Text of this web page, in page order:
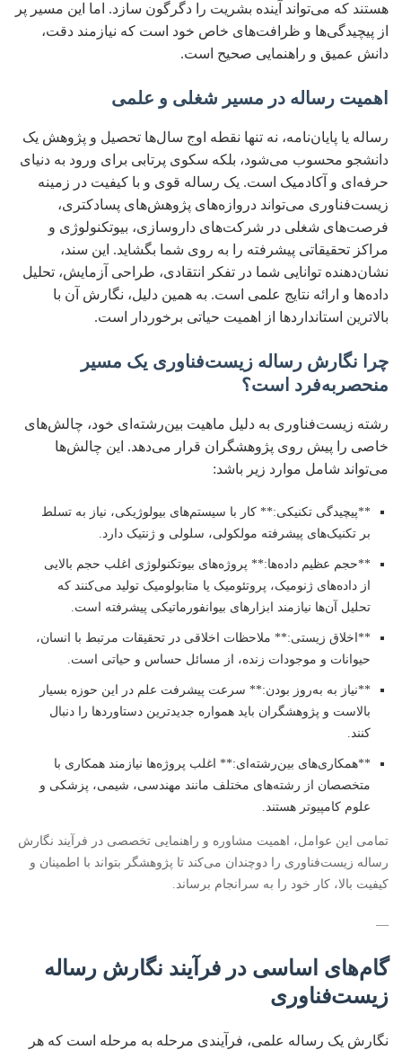
هستند که می‌تواند آینده بشریت را دگرگون سازد. اما این مسیر پر
از پیچیدگی‌ها و ظرافت‌های خاص خود است که نیازمند دقت،
دانش عمیق و راهنمایی صحیح است.
اهمیت رساله در مسیر شغلی و علمی
رساله یا پایان‌نامه، نه تنها نقطه اوج سال‌ها تحصیل و پژوهش یک
دانشجو محسوب می‌شود، بلکه سکوی پرتابی برای ورود به دنیای
حرفه‌ای و آکادمیک است. یک رساله قوی و با کیفیت در زمینه
زیست‌فناوری می‌تواند دروازه‌های پژوهش‌های پسادکتری،
فرصت‌های شغلی در شرکت‌های داروسازی، بیوتکنولوژی و
مراکز تحقیقاتی پیشرفته را به روی شما بگشاید. این سند،
نشان‌دهنده توانایی شما در تفکر انتقادی، طراحی آزمایش، تحلیل
داده‌ها و ارائه نتایج علمی است. به همین دلیل، نگارش آن با
بالاترین استانداردها از اهمیت حیاتی برخوردار است.
چرا نگارش رساله زیست‌فناوری یک مسیر
منحصربه‌فرد است؟
رشته زیست‌فناوری به دلیل ماهیت بین‌رشته‌ای خود، چالش‌های
خاصی را پیش روی پژوهشگران قرار می‌دهد. این چالش‌ها
می‌تواند شامل موارد زیر باشد:
**پیچیدگی تکنیکی:** کار با سیستم‌های بیولوژیکی، نیاز به تسلط
بر تکنیک‌های پیشرفته مولکولی، سلولی و ژنتیک دارد.
**حجم عظیم داده‌ها:** پروژه‌های بیوتکنولوژی اغلب حجم بالایی
از داده‌های ژنومیک، پروتئومیک یا متابولومیک تولید می‌کنند که
تحلیل آن‌ها نیازمند ابزارهای بیوانفورماتیکی پیشرفته است.
**اخلاق زیستی:** ملاحظات اخلاقی در تحقیقات مرتبط با انسان،
حیوانات و موجودات زنده، از مسائل حساس و حیاتی است.
**نیاز به به‌روز بودن:** سرعت پیشرفت علم در این حوزه بسیار
بالاست و پژوهشگران باید همواره جدیدترین دستاوردها را دنبال
کنند.
**همکاری‌های بین‌رشته‌ای:** اغلب پروژه‌ها نیازمند همکاری با
متخصصان از رشته‌های مختلف مانند مهندسی، شیمی، پزشکی و
علوم کامپیوتر هستند.
تمامی این عوامل، اهمیت مشاوره و راهنمایی تخصصی در فرآیند نگارش
رساله زیست‌فناوری را دوچندان می‌کند تا پژوهشگر بتواند با اطمینان و
کیفیت بالا، کار خود را به سرانجام برساند.
—
گام‌های اساسی در فرآیند نگارش رساله
زیست‌فناوری
نگارش یک رساله علمی، فرآیندی مرحله به مرحله است که هر